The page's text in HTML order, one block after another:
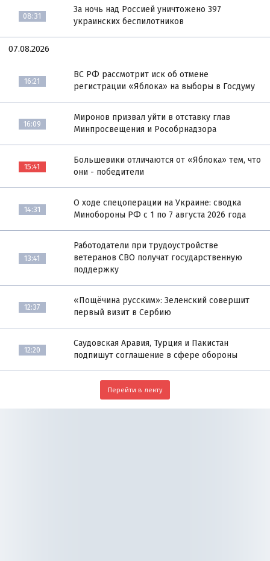
08:31
За ночь над Россией уничтожено 397
украинских беспилотников
07.08.2026
16:21
ВС РФ рассмотрит иск об отмене
регистрации «Яблока» на выборы в Госдуму
16:09
Миронов призвал уйти в отставку глав
Минпросвещения и Рособрнадзора
15:41
Большевики отличаются от «Яблока» тем, что
они - победители
14:31
О ходе спецоперации на Украине: сводка
Минобороны РФ с 1 по 7 августа 2026 года
13:41
Работодатели при трудоустройстве
ветеранов СВО получат государственную
поддержку
12:37
«Пощёчина русским»: Зеленский совершит
первый визит в Сербию
12:20
Саудовская Аравия, Турция и Пакистан
подпишут соглашение в сфере обороны
Перейти в ленту